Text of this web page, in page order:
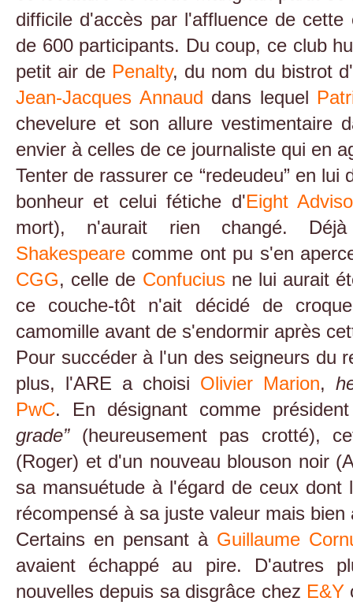
difficile d'accès par l'affluence de
de 600 participants. Du coup, ce club
petit air de Penalty, du nom du bistrot
Jean-Jacques Annaud dans lequel
chevelure et son allure vestimentaire
envier à celles de ce journaliste qui en
Tenter de rassurer ce “redeudeu” en
bonheur et celui fétiche d'Eight
mort), n'aurait rien changé.
Shakespeare comme ont pu s'en
CGG, celle de Confuciusne lui aurait
ce couche-tôt n'ait décidé de
camomille avant de s'endormir après
Pour succéder à l'un des seigneurs du
plus, l'ARE a choisi Olivier Marion,
PwC. En désignant comme
grade”(heureusement pas crotté),
(Roger) et d'un nouveau blouson noir
sa mansuétude à l'égard de ceux dont
récompensé à sa juste valeur mais
Certains en pensant à Guillaume
avaient échappé au pire. D'autres
nouvelles depuis sa disgrâce chez E&Y